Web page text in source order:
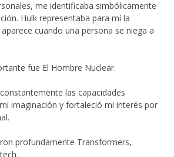
me identificaba simbólicamente
Hulk representaba para mí la
cuando una persona se niega a
fue El Hombre Nuclear.
las capacidades
imaginación y fortaleció mi interés por
profundamente Transformers,